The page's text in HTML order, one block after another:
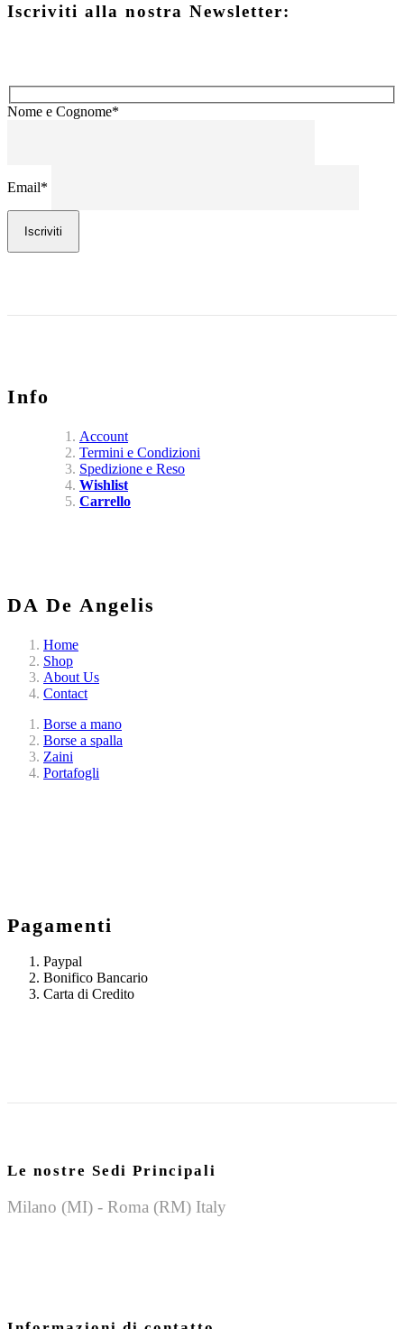
Iscriviti alla nostra Newsletter:
Nome e Cognome*
Email*
Iscriviti
Info
Account
Termini e Condizioni
Spedizione e Reso
Wishlist
Carrello
DA De Angelis
Home
Shop
About Us
Contact
Borse a mano
Borse a spalla
Zaini
Portafogli
Pagamenti
Paypal
Bonifico Bancario
Carta di Credito
Le nostre Sedi Principali
Milano (MI) - Roma (RM) Italy